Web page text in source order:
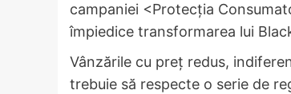
campaniei <Protecția
împiedice transformarea lui
Vânzările cu preț redus,
trebuie să respecte o serie de